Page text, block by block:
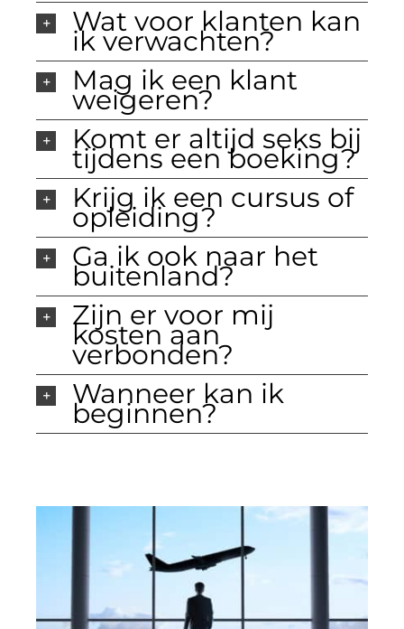
Wat voor klanten kan
ik verwachten?
Mag ik een klant
weigeren?
Komt er altijd seks bij
tijdens een boeking?
Krijg ik een cursus of
opleiding?
Ga ik ook naar het
buitenland?
Zijn er voor mij
kosten aan
verbonden?
Wanneer kan ik
beginnen?